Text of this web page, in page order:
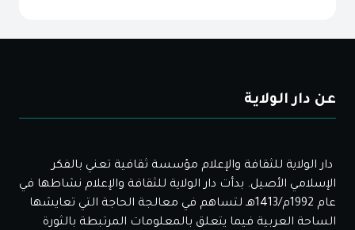
عن دار الولاية
دار الولاية للثقافة والإعلام مؤسسة ثقافية تعني بالفكر
الإسلامي الأصيل. بدأت دار الولاية للثقافة والإعلام نشاطها في
عام 1992م/1413هـ لتساهم في معالجة الحاجة التي تعايشها
الساحة العربية فيما يتعلق بالمعلومات المرتبطة بالثورة